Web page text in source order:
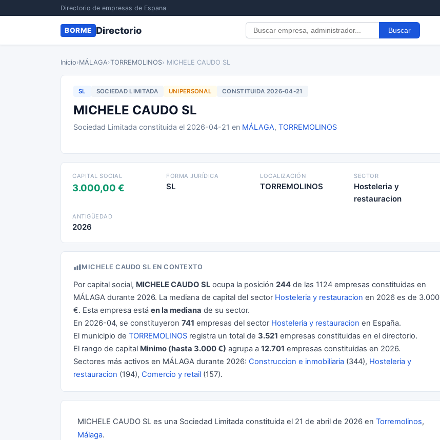
Directorio de empresas de Espana
BORME Directorio Buscar
Inicio›MÁLAGA›TORREMOLINOS› MICHELE CAUDO SL
SL SOCIEDAD LIMITADA UNIPERSONAL CONSTITUIDA 2026-04-21
MICHELE CAUDO SL
Sociedad Limitada constituida el 2026-04-21 en MÁLAGA, TORREMOLINOS
CAPITAL SOCIAL
3.000,00 €
FORMA JURÍDICA
SL
LOCALIZACIÓN
TORREMOLINOS
SECTOR
Hosteleria y
restauracion
ANTIGÜEDAD
2026
MICHELE CAUDO SL EN CONTEXTO
Por capital social, MICHELE CAUDO SL ocupa la posición 244 de las 1124 empresas constituidas en
MÁLAGA durante 2026. La mediana de capital del sector Hosteleria y restauracion en 2026 es de 3.000
€. Esta empresa está en la mediana de su sector.
En 2026-04, se constituyeron 741 empresas del sector Hosteleria y restauracion en España.
El municipio de TORREMOLINOS registra un total de 3.521 empresas constituidas en el directorio.
El rango de capital Minimo (hasta 3.000 €) agrupa a 12.701 empresas constituidas en 2026.
Sectores más activos en MÁLAGA durante 2026: Construccion e inmobiliaria (344), Hosteleria y
restauracion (194), Comercio y retail (157).
MICHELE CAUDO SL es una Sociedad Limitada constituida el 21 de abril de 2026 en Torremolinos,
Málaga.